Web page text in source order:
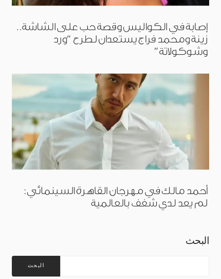
إصابة في الكواليس وقصة حب على الشاشة..
زينة ومحمد فراج يستعدان لطرح “ورد
وشوكولاتة”
أحمد مالك في مهرجان القاهرة السينمائي:
لم يعد لدي شغف بالعالمية
البحث
البحث